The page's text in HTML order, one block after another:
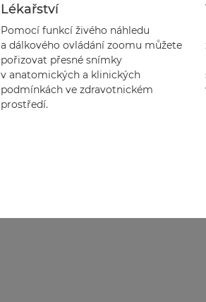
Lékařství
Pomocí funkcí živého náhledu
a dálkového ovládání zoomu můžete
pořizovat přesné snímky
v anatomických a klinických
podmínkách ve zdravotnickém
prostředí.